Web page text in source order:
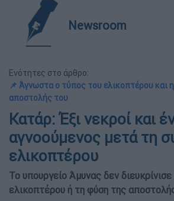
Newsroom
Ενότητες στο άρθρο:
📌 Άγνωστα ο τύπος του ελικοπτέρου και
αποστολής του
Κατάρ: Έξι νεκροί και
αγνοούμενος μετά τη
ελικοπτέρου
Το υπουργείο Άμυνας δεν
ελικοπτέρου ή τη φύση της